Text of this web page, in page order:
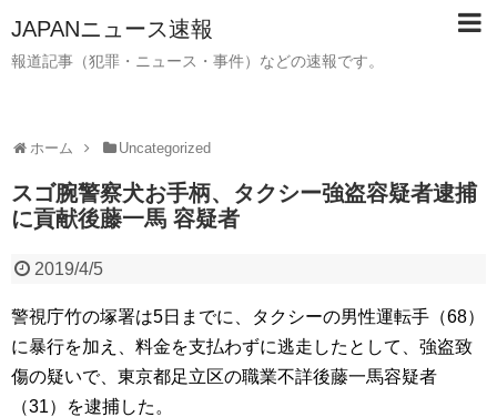
JAPANニュース速報
報道記事（犯罪・ニュース・事件）などの速報です。
ホーム Uncategorized
スゴ腕警察犬お手柄、タクシー強盗容疑者逮捕
に貢献後藤一馬 容疑者
2019/4/5
警視庁竹の塚署は5日までに、タクシーの男性運転手（68）
に暴行を加え、料金を支払わずに逃走したとして、強盗致
傷の疑いで、東京都足立区の職業不詳後藤一馬容疑者
（31）を逮捕した。